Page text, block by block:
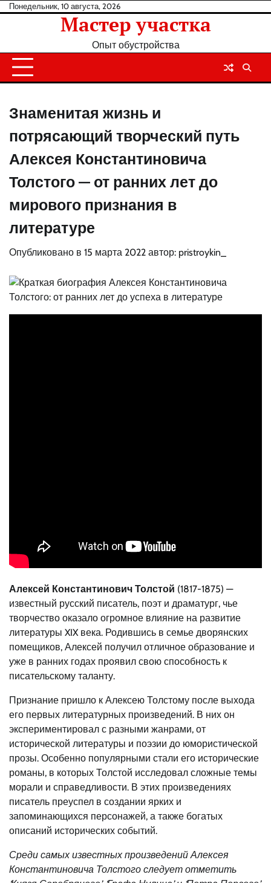
Перейти
Понедельник, 10 августа, 2026
Мастер участка
Опыт обустройства
Знаменитая жизнь и
потрясающий творческий путь
Алексея Константиновича
Толстого — от ранних лет до
мирового признания в
литературе
Опубликовано в 15 марта 2022 автор: pristroykin_
Алексей Константинович Толстой (1817-1875) —
известный русский писатель, поэт и драматург, чье
творчество оказало огромное влияние на развитие
литературы XIX века. Родившись в семье дворянских
помещиков, Алексей получил отличное образование и
уже в ранних годах проявил свою способность к
писательскому таланту.
Признание пришло к Алексею Толстому после выхода
его первых литературных произведений. В них он
экспериментировал с разными жанрами, от
исторической литературы и поэзии до юмористической
прозы. Особенно популярными стали его исторические
романы, в которых Толстой исследовал сложные темы
морали и справедливости. В этих произведениях
писатель преуспел в создании ярких и
запоминающихся персонажей, а также богатых
описаний исторических событий.
Среди самых известных произведений Алексея
Константиновича Толстого следует отметить